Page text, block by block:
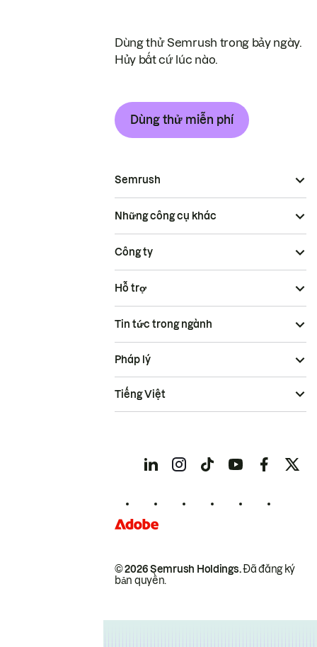
Dùng thử Semrush trong bảy ngày.
Hủy bất cứ lúc nào.
Dùng thử miễn phí
Semrush
Những công cụ khác
Công ty
Hỗ trợ
Tin tức trong ngành
© 2026 Semrush Holdings.Đã đăng ký
bản quyền.
Pháp lý
Tiếng Việt